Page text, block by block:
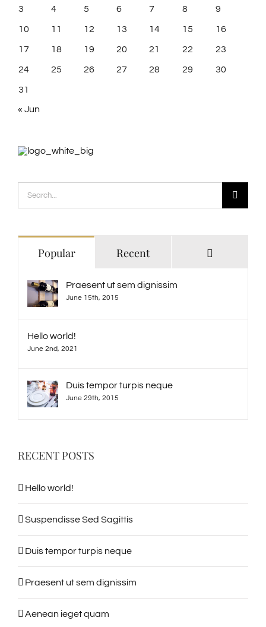
3 4 5 6 7 8 9
10 11 12 13 14 15 16
17 18 19 20 21 22 23
24 25 26 27 28 29 30
31
« Jun
Search
for:
Popular Recent
Praesent ut sem dignissim
June 15th, 2015
Hello world!
June 2nd, 2021
Duis tempor turpis neque
June 29th, 2015
RECENT POSTS
Hello world!
Suspendisse Sed Sagittis
Duis tempor turpis neque
Praesent ut sem dignissim
Aenean ieget quam